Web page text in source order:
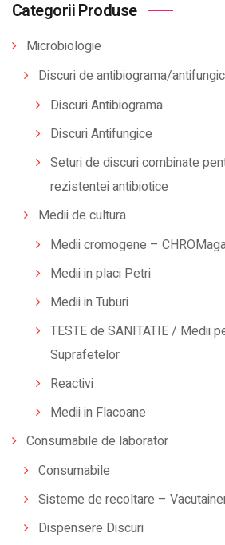
Categorii Produse
Microbiologie
Discuri de antibiograma/
Discuri Antibiograma
Discuri Antifungice
Seturi de discuri combinate
rezistentei antibiotice
Medii de cultura
Medii cromogene –
Medii in placi Petri
Medii in Tuburi
TESTE de SANITATIE / Medii
Suprafetelor
Reactivi
Medii in Flacoane
Consumabile de laborator
Consumabile
Sisteme de recoltare –
Dispensere Discuri